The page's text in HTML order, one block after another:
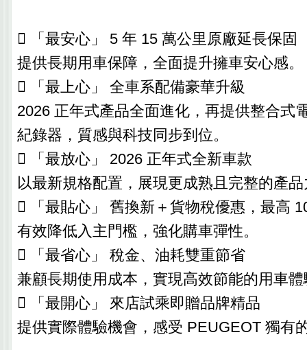
 「最安心」 5 年 15 萬公里原廠延長保固
提供長期用車保障，全面提升擁車安心感。
 「最上心」 全車系配備豪華升級
2026 正年式產品全面進化，再提供整合式
紀錄器，質感與科技同步到位。
 「最放心」 2026 正年式全新車款
以最新規格配置，展現更成熟且完整的產
 「最貼心」 舊換新＋貨物稅優惠，最高
有效降低入主門檻，強化購車彈性。
 「最省心」 稅金、油耗雙重節省
兼顧長期使用成本，實現高效節能的用車
 「最開心」 來店試乘即贈品牌精品
提供實際體驗機會，感受 PEUGEOT 獨有